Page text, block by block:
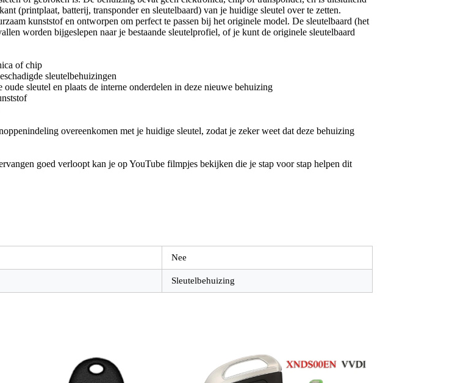
(printplaat, batterij, transponder en sleutelbaard) van je huidige sleutel over te zetten.
kunststof en ontworpen om perfect te passen bij het originele model. De sleutelbaard (het
worden bijgeslepen naar je bestaande sleutelprofiel, of je kunt de originele sleutelbaard
of chip
sleutelbehuizingen
oude sleutel en plaats de interne onderdelen in deze nieuwe behuizing
overeenkomen met je huidige sleutel, zodat je zeker weet dat deze behuizing
goed verloopt kan je op YouTube filmpjes bekijken die je stap voor stap helpen dit
Nee
Sleutelbehuizing